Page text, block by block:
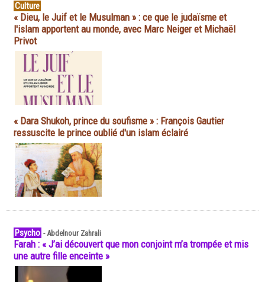
Culture
« Dieu, le Juif et le Musulman » : ce que le judaïsme et
l'islam apportent au monde, avec Marc Neiger et Michaël
Privot
« Dara Shukoh, prince du soufisme » : François Gautier
ressuscite le prince oublié d'un islam éclairé
Psycho -Abdelnour Zahrali
Farah : « J’ai découvert que mon conjoint m’a trompée et mis
une autre fille enceinte »